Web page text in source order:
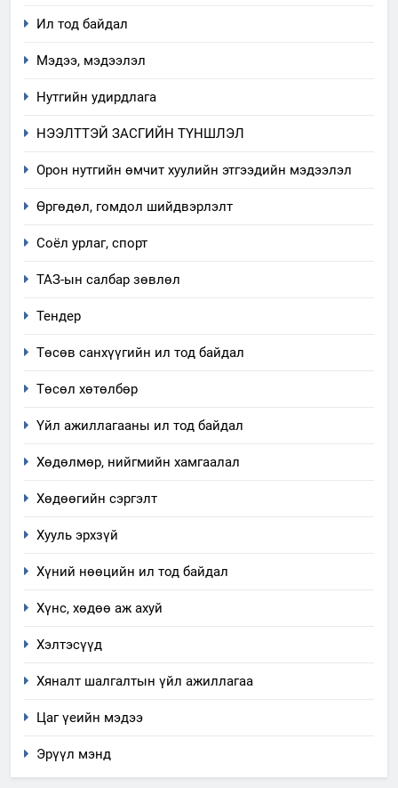
Ил тод байдал
Мэдээ, мэдээлэл
Нутгийн удирдлага
НЭЭЛТТЭЙ ЗАСГИЙН ТҮНШЛЭЛ
Орон нутгийн өмчит хуулийн этгээдийн мэдээлэл
Өргөдөл, гомдол шийдвэрлэлт
Соёл урлаг, спорт
ТАЗ-ын салбар зөвлөл
Тендер
Төсөв санхүүгийн ил тод байдал
Төсөл хөтөлбөр
Үйл ажиллагааны ил тод байдал
Хөдөлмөр, нийгмийн хамгаалал
Хөдөөгийн сэргэлт
Хууль эрхзүй
Хүний нөөцийн ил тод байдал
Хүнс, хөдөө аж ахуй
Хэлтэсүүд
Хяналт шалгалтын үйл ажиллагаа
Цаг үеийн мэдээ
Эрүүл мэнд
салбар зөвлөл” аяны хүрээнд
хэмжээний төлөвлөгөө
6
аудитын дүгнэлт
7
ИЛ ТОД БАЙДАЛ
Мэдээлэл хариуцагчийн
ашиглаж байгаа техник,
технологийн хүн, мал, амьтны
эрүүл мэнд, байгаль орчинд
Нээлттэй засгийн түншлэл
БАЙГУУЛНА
ЗАР ТАЗ-ЫН САЛБАР ЗӨВЛӨЛ